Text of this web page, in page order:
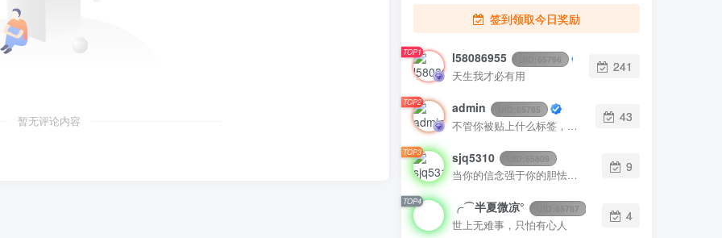
暂无评论内容
签到领取今日奖励
TOP1 l58086955 65796
天生我才必有用
241
TOP2 admin 65785
不管你被贴上什么标签，只有你才能定义你自己
43
TOP3 sjq5310 65809
当你的信念强于你的胆怯时，你就可以将梦想变为现实了
9
TOP4 ╭⌒半夏微凉° 65787
世上无难事，只怕有心人
4